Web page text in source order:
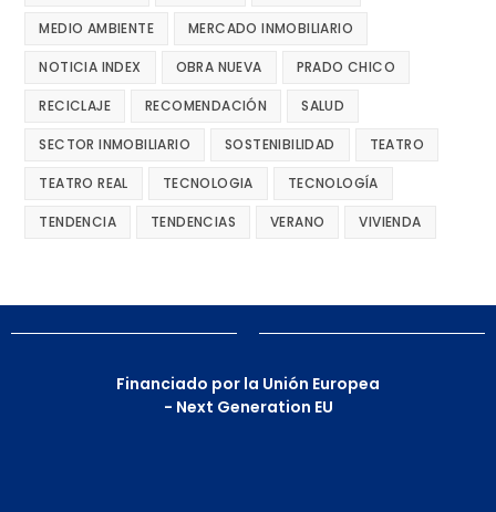
MEDIO AMBIENTE MERCADO INMOBILIARIO
NOTICIA INDEX OBRA NUEVA PRADO CHICO
RECICLAJE RECOMENDACIÓN SALUD
SECTOR INMOBILIARIO SOSTENIBILIDAD TEATRO
TEATRO REAL TECNOLOGIA TECNOLOGÍA
TENDENCIA TENDENCIAS VERANO VIVIENDA
Financiado por la Unión Europea
- Next Generation EU